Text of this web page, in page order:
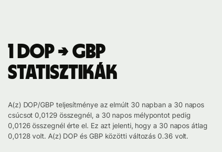
1 DOP → GBP
statisztikák
A(z) DOP/GBP teljesítménye az elmúlt 30 napban a 30 napos
csúcsot 0,0129 összegnél, a 30 napos mélypontot pedig
0,0126 összegnél érte el. Ez azt jelenti, hogy a 30 napos átlag
0,0128 volt. A(z) DOP és GBP közötti változás 0.36 volt.